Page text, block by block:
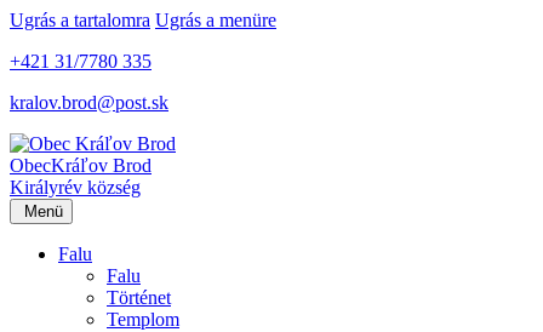
Ugrás a tartalomra Ugrás a menüre
+421 31/7780 335
kralov.brod@post.sk
ObecKráľov Brod
Királyrév község
Menü
Falu
Falu
Történet
Templom